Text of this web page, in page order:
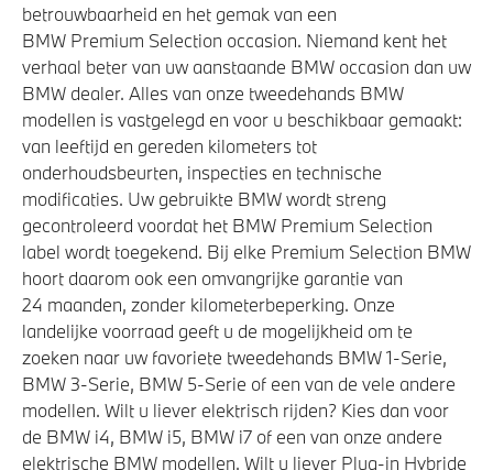
betrouwbaarheid en het gemak van een
BMW Premium Selection occasion. Niemand kent het
verhaal beter van uw aanstaande BMW occasion dan uw
BMW dealer. Alles van onze tweedehands BMW
modellen is vastgelegd en voor u beschikbaar gemaakt:
van leeftijd en gereden kilometers tot
onderhoudsbeurten, inspecties en technische
modificaties. Uw gebruikte BMW wordt streng
gecontroleerd voordat het BMW Premium Selection
label wordt toegekend. Bij elke Premium Selection BMW
hoort daarom ook een omvangrijke garantie van
24 maanden, zonder kilometerbeperking. Onze
landelijke voorraad geeft u de mogelijkheid om te
zoeken naar uw favoriete tweedehands BMW 1-Serie,
BMW 3-Serie, BMW 5-Serie of een van de vele andere
modellen. Wilt u liever elektrisch rijden? Kies dan voor
de BMW i4, BMW i5, BMW i7 of een van onze andere
elektrische BMW modellen. Wilt u liever Plug-in Hybride